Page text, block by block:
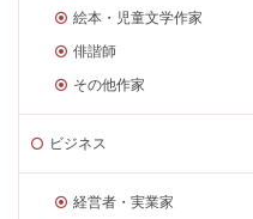
絵本・児童文学作家
俳諧師
その他作家
ビジネス
経営者・実業家